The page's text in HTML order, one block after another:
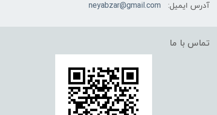
آدرس ایمیل:
neyabzar@gmail.com
تماس با ما